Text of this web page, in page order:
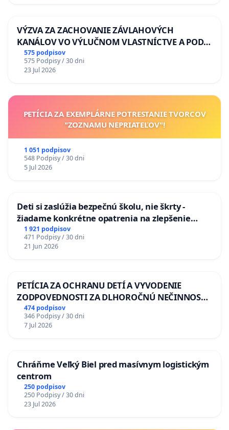
VÝZVA ZA ZACHOVANIE ZÁVLAHOVÝCH
KANÁLOV VO VÝLUČNOM VLASTNÍCTVE A POD
KONTROLOU SLOVENSKEJ REPUBLIKY & žiadosť
na riešenie zanedbaného stavu závlahových a
odvodňovacích kanálov na Slovensku
575 podpisov
575 Podpisy / 30 dni
23 Jul 2026
PETÍCIA ZA EXEMPLÁRNE POTRESTANIE TVORCOV
"ZOZNAMU NEPRIATEĽOV"!
1 051 podpisov
548 Podpisy / 30 dni
5 Jul 2026
Deti si zaslúžia bezpečnú školu, nie škrty -
žiadame konkrétne opatrenia na zlepšenie
situácie v školstve
1 921 podpisov
471 Podpisy / 30 dni
21 Jun 2026
PETÍCIA ZA OCHRANU DETÍ A VYVODENIE
ZODPOVEDNOSTI ZA DLHOROČNÚ NEČINNOSŤ
A ZLYHANIE ŠTÁTU
474 podpisov
346 Podpisy / 30 dni
7 Jul 2026
Chráňme Veľký Biel pred masívnym logistickým
centrom
250 podpisov
250 Podpisy / 30 dni
23 Jul 2026